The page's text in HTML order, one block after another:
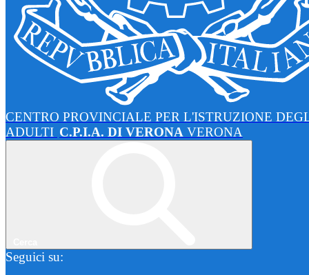
CENTRO PROVINCIALE PER L'ISTRUZIONE
ADULTI C.P.I.A. DI VERONA VERONA
Seguici su: